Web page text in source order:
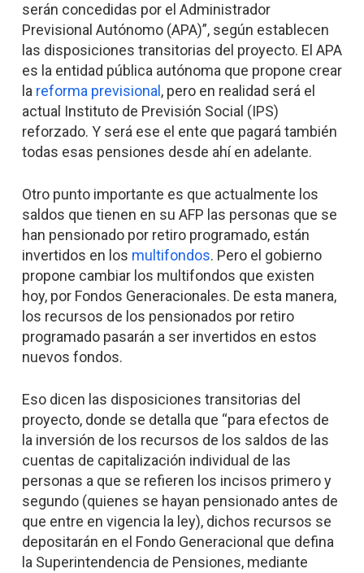
serán concedidas por el Administrador
Previsional Autónomo (APA)”, según establecen
las disposiciones transitorias del proyecto. El APA
es la entidad pública autónoma que propone crear
la reforma previsional , pero en realidad será el
actual Instituto de Previsión Social (IPS)
reforzado. Y será ese el ente que pagará también
todas esas pensiones desde ahí en adelante.
Otro punto importante es que actualmente los
saldos que tienen en su AFP las personas que se
han pensionado por retiro programado, están
invertidos en los multifondos. Pero el gobierno
propone cambiar los multifondos que existen
hoy, por Fondos Generacionales. De esta manera,
los recursos de los pensionados por retiro
programado pasarán a ser invertidos en estos
nuevos fondos.
Eso dicen las disposiciones transitorias del
proyecto, donde se detalla que “para efectos de
la inversión de los recursos de los saldos de las
cuentas de capitalización individual de las
personas a que se refieren los incisos primero y
segundo (quienes se hayan pensionado antes de
que entre en vigencia la ley), dichos recursos se
depositarán en el Fondo Generacional que defina
la Superintendencia de Pensiones, mediante